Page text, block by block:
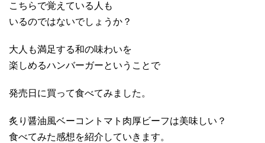
こちらで覚えている人も
いるのではないでしょうか？
大人も満足する和の味わいを
楽しめるハンバーガーということで
発売日に買って食べてみました。
炙り醤油風ベーコントマト肉厚ビーフは美味しい？
食べてみた感想を紹介していきます。